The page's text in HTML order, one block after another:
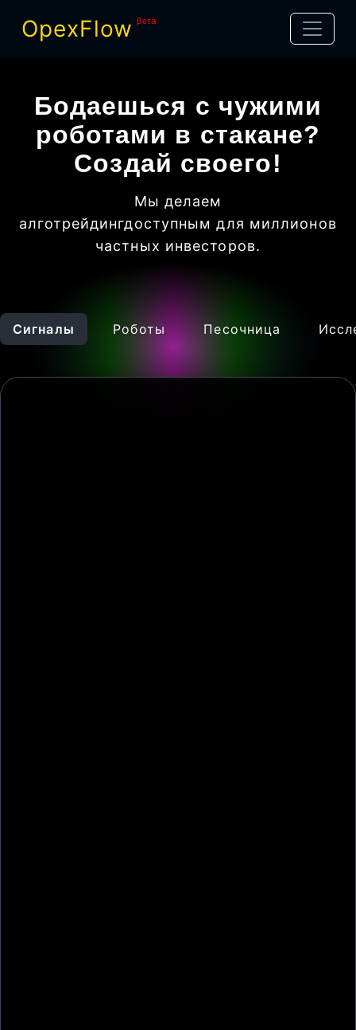
OpexFlow βeta
Бодаешься с чужими
роботами в стакане?
Создай своего!
Мы делаем
алготрейдингдоступным для миллионов
частных инвесторов.
Сигналы Роботы Песочница